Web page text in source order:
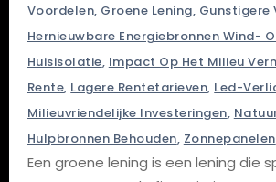
Voordelen, Groene Lening, Gunstigere
Hernieuwbare Energiebronnen Wind-
Huisisolatie, Impact Op Het Milieu
Rente, Lagere Rentetarieven, Led-
Milieuvriendelijke Investeringen,
Hulpbronnen Behouden, Zonnepanelen
Een groene lening is een lening die